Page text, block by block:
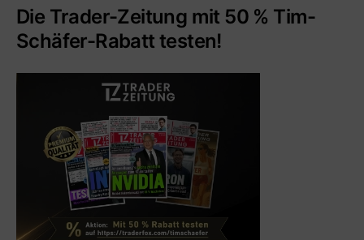
Die Trader-Zeitung mit 50 % Tim-
Schäfer-Rabatt testen!